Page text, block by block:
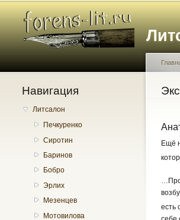
Навигация
Литсалон
Печкуренко
Сиротин
Баринов
Бобро
Эрлих
Мезенцев
Мотовилова
Вы
Ещё
есть